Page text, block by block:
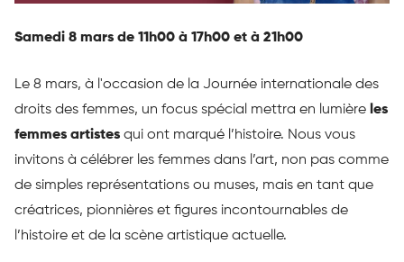
Samedi 8 mars de 11h00 à 17h00 et à 21h00
Le 8 mars, à l'occasion de la Journée internationale des
droits des femmes, un focus spécial mettra en lumière les
femmes artistes qui ont marqué l’histoire. Nous vous
invitons à célébrer les femmes dans l’art, non pas comme
de simples représentations ou muses, mais en tant que
créatrices, pionnières et figures incontournables de
l’histoire et de la scène artistique actuelle.